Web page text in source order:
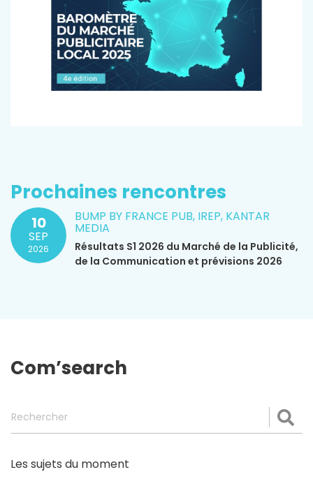
Prochaines rencontres
10
SEP
2026
BUMP BY FRANCE PUB, IREP, KANTAR
MEDIA
Résultats S1 2026 du Marché de la Publicité,
de la Communication et prévisions 2026
Com’search
Les sujets du moment